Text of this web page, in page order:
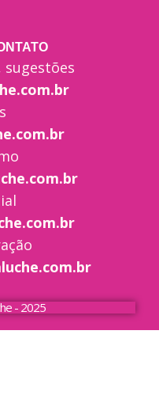
sugestões
- 2025